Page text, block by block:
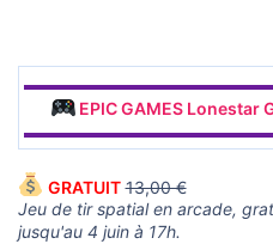
EPIC GAMES Lonestar
GRATUIT 13,00 €
Jeu de tir spatial en arcade,
jusqu'au 4 juin à 17h.